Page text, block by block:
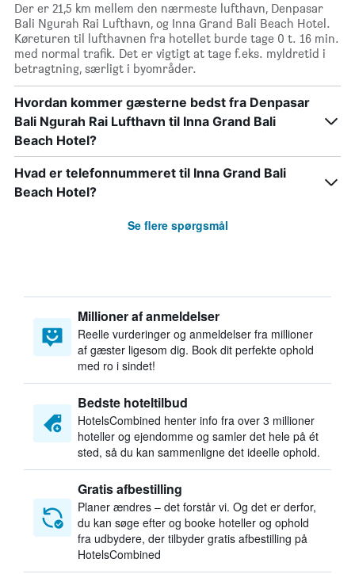
Der er 21,5 km mellem den nærmeste lufthavn, Denpasar
Bali Ngurah Rai Lufthavn, og Inna Grand Bali Beach Hotel.
Køreturen til lufthavnen fra hotellet burde tage 0 t. 16 min.
med normal trafik. Det er vigtigt at tage f.eks. myldretid i
betragtning, særligt i byområder.
Hvordan kommer gæsterne bedst fra Denpasar
Bali Ngurah Rai Lufthavn til Inna Grand Bali
Beach Hotel?
Hvad er telefonnummeret til Inna Grand Bali
Beach Hotel?
Se flere spørgsmål
Millioner af anmeldelser
Reelle vurderinger og anmeldelser fra millioner
af gæster ligesom dig. Book dit perfekte ophold
med ro i sindet!
Bedste hoteltilbud
HotelsCombined henter info fra over 3 millioner
hoteller og ejendomme og samler det hele på ét
sted, så du kan sammenligne det ideelle ophold.
Gratis afbestilling
Planer ændres – det forstår vi. Og det er derfor,
du kan søge efter og booke hoteller og ophold
fra udbydere, der tilbyder gratis afbestilling på
HotelsCombined